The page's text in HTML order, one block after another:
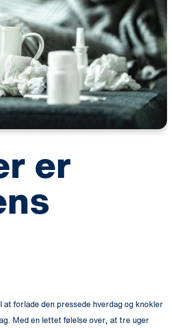
er
forlade den pressede hverdag og knokler
Med en lettet følelse over, at tre uger